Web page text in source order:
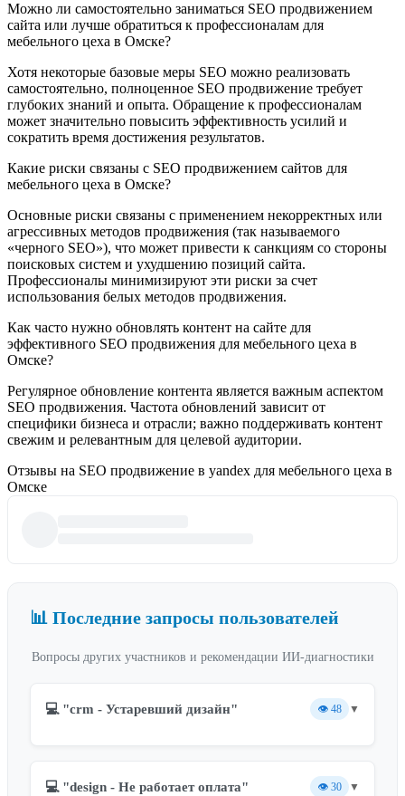
Можно ли самостоятельно заниматься SEO продвижением
сайта или лучше обратиться к профессионалам для
мебельного цеха в Омске?
Хотя некоторые базовые меры SEO можно реализовать
самостоятельно, полноценное SEO продвижение требует
глубоких знаний и опыта. Обращение к профессионалам
может значительно повысить эффективность усилий и
сократить время достижения результатов.
Какие риски связаны с SEO продвижением сайтов для
мебельного цеха в Омске?
Основные риски связаны с применением некорректных или
агрессивных методов продвижения (так называемого
«черного SEO»), что может привести к санкциям со стороны
поисковых систем и ухудшению позиций сайта.
Профессионалы минимизируют эти риски за счет
использования белых методов продвижения.
Как часто нужно обновлять контент на сайте для
эффективного SEO продвижения для мебельного цеха в
Омске?
Регулярное обновление контента является важным аспектом
SEO продвижения. Частота обновлений зависит от
специфики бизнеса и отрасли; важно поддерживать контент
свежим и релевантным для целевой аудитории.
Отзывы на SEO продвижение в yandex для мебельного цеха в
Омске
📊 Последние запросы пользователей
Вопросы других участников и рекомендации ИИ-диагностики
💻 "crm - Устаревший дизайн" 👁️ 48 ▼
💻 "design - Не работает оплата" 👁️ 30 ▼